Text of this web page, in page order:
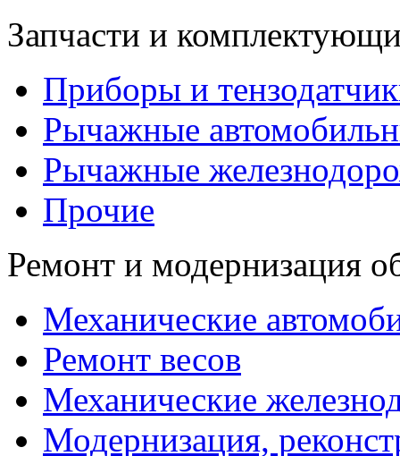
Запчасти и
Приборы и
Рычажные
Рычажные
Прочие
Ремонт и модернизация
Механические
Ремонт весов
Механические
Модернизация,